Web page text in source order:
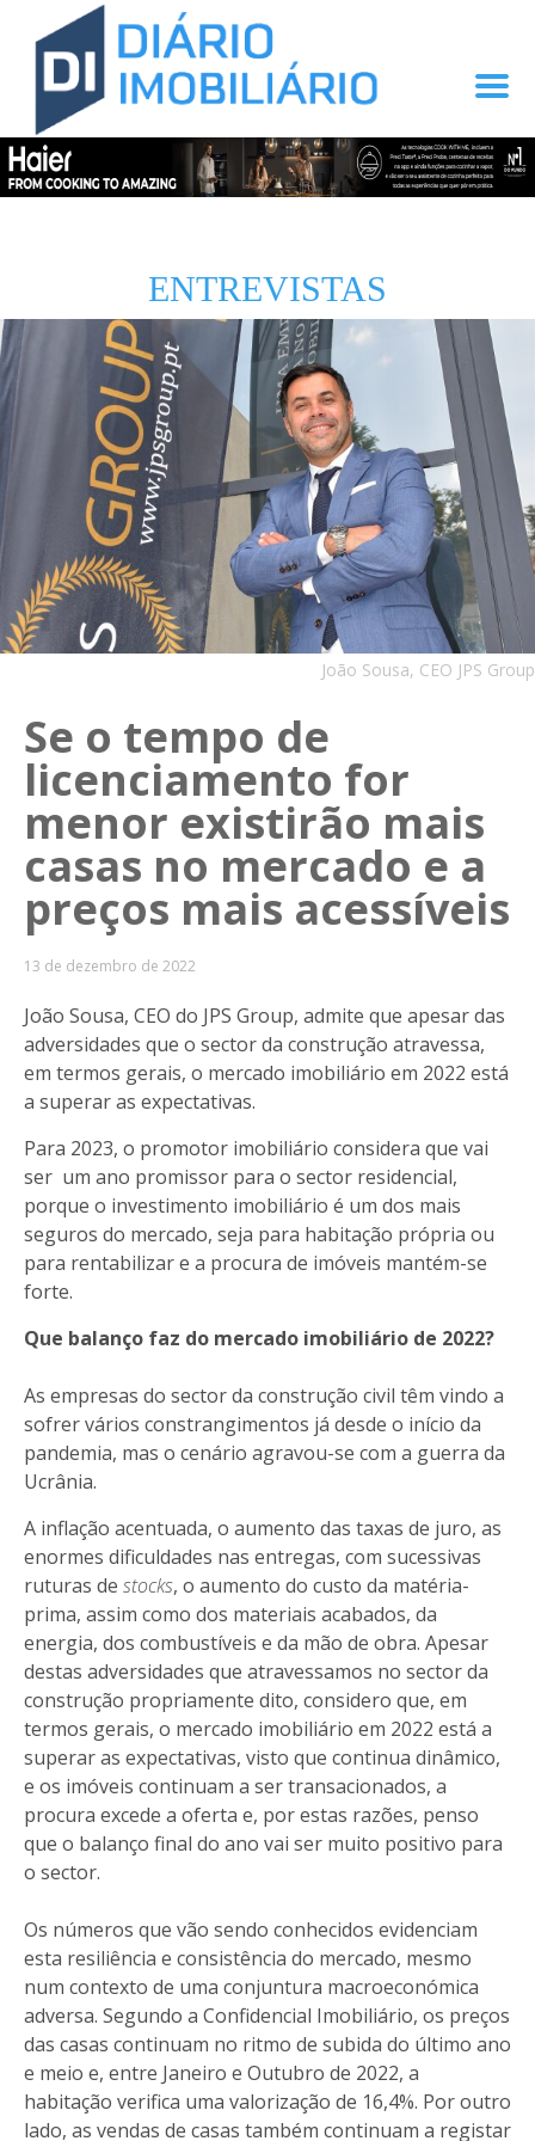
ENTREVISTAS
João Sousa, CEO JPS Group
Se o tempo de
licenciamento for
menor existirão mais
casas no mercado e a
preços mais acessíveis
13 de dezembro de 2022
João Sousa, CEO do JPS Group, admite que apesar das
adversidades que o sector da construção atravessa,
em termos gerais, o mercado imobiliário em 2022 está
a superar as expectativas.
Para 2023, o promotor imobiliário considera que vai
ser um ano promissor para o sector residencial,
porque o investimento imobiliário é um dos mais
seguros do mercado, seja para habitação própria ou
para rentabilizar e a procura de imóveis mantém-se
forte.
Que balanço faz do mercado imobiliário de 2022?
As empresas do sector da construção civil têm vindo a
sofrer vários constrangimentos já desde o início da
pandemia, mas o cenário agravou-se com a guerra da
Ucrânia.
A inflação acentuada, o aumento das taxas de juro, as
enormes dificuldades nas entregas, com sucessivas
ruturas de stocks, o aumento do custo da matéria-
prima, assim como dos materiais acabados, da
energia, dos combustíveis e da mão de obra. Apesar
destas adversidades que atravessamos no sector da
construção propriamente dito, considero que, em
termos gerais, o mercado imobiliário em 2022 está a
superar as expectativas, visto que continua dinâmico,
e os imóveis continuam a ser transacionados, a
procura excede a oferta e, por estas razões, penso
que o balanço final do ano vai ser muito positivo para
o sector.
Os números que vão sendo conhecidos evidenciam
esta resiliência e consistência do mercado, mesmo
num contexto de uma conjuntura macroeconómica
adversa. Segundo a Confidencial Imobiliário, os preços
das casas continuam no ritmo de subida do último ano
e meio e, entre Janeiro e Outubro de 2022, a
habitação verifica uma valorização de 16,4%. Por outro
lado, as vendas de casas também continuam a registar